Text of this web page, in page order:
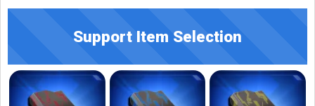
Support Item Selection